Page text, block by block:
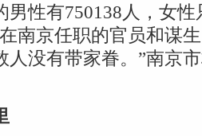
性有750138人，女性
南京任职的官员和谋
人没有带家眷。”南京